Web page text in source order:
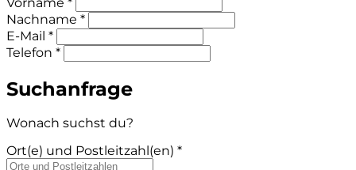
Nachname *
E-Mail *
Telefon *
Suchanfrage
Wonach suchst du?
Ort(e) und Postleitzahl(en) *